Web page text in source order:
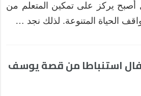
أصبح يركز على تمكين المتعلم من
الحياة المتنوعة. لذلك نجد …
استنباطا من قصة يوسف